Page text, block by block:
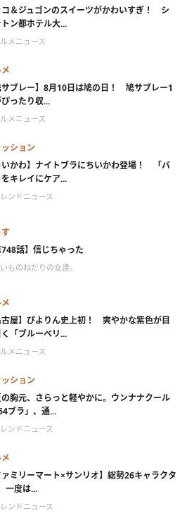
コ＆ジュゴンのスイーツがかわいすぎ！ シ
ン都ホテル大...
メニュース
サブレー】8月10日は鳩の日！ 鳩サブレー1
ったり収...
メニュース
ション
いかわ】ナイトブラにちいかわ登場！ 「バ
キレイにケア...
ンドニュース
748話】信じちゃった
ものねだりの女達。
古屋】ぴよりん史上初！ 爽やかな紫色が目
「ブルーベリ...
メニュース
ション
胸元、さらっと軽やかに。ウンナナクール
ブラ」、通...
ンドニュース
ァミリーマート×サンリオ】総勢26キャラクタ
度は...
ンドニュース